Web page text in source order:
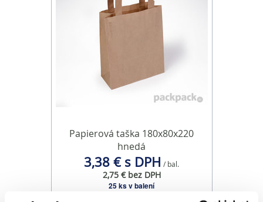
Papierová taška 180x80x220
hnedá
3,38 € s DPH / bal.
2,75 € bez DPH
25 ks v balení